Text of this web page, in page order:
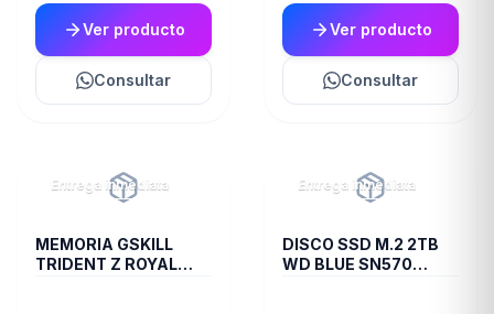
Ver producto
Consultar
Ver producto
Consultar
Entrega inmediata
MEMORIA GSKILL
TRIDENT Z ROYAL
Entrega inmediata
DISCO SSD M.2 2TB
WD BLUE SN570